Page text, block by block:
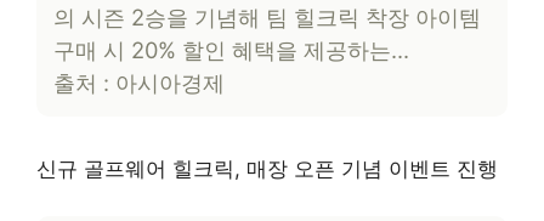
의 시즌 2승을 기념해 팀 힐크릭 착장 아이템
구매 시 20% 할인 혜택을 제공하는…
출처 : 아시아경제
신규 골프웨어 힐크릭, 매장 오픈 기념 이벤트 진행